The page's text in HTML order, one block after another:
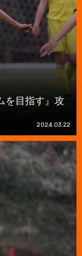
を目指す』攻
2024.03.22